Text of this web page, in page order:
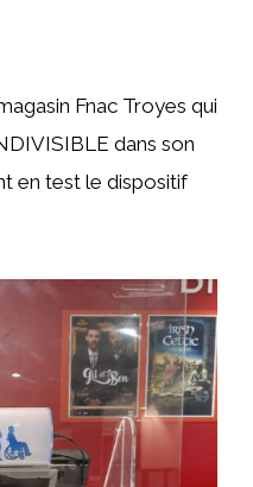
Fnac Troyes qui
dans son
en test le dispositif